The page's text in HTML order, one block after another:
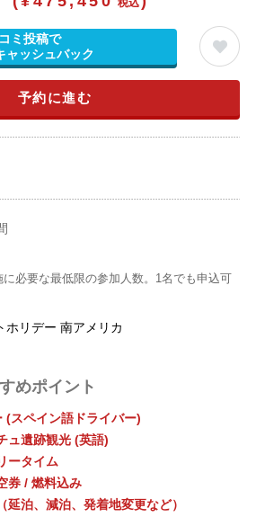
税込
ミ投稿で
ャッシュバック
予約に進む
必要な最低限の参加人数。1名でも申込可
ホリデー 南アメリカ
めポイント
(スペイン語ドライバー)
ュ遺跡観光 (英語)
ータイム
券 / 燃料込み
延泊、減泊、発着地変更など）